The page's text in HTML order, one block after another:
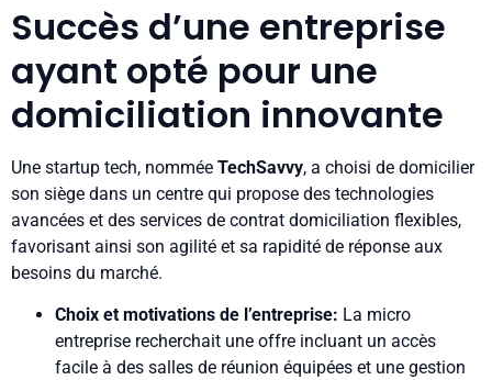
Succès d’une entreprise
ayant opté pour une
domiciliation innovante
Une startup tech, nommée TechSavvy, a choisi de domicilier
son siège dans un centre qui propose des technologies
avancées et des services de contrat domiciliation flexibles,
favorisant ainsi son agilité et sa rapidité de réponse aux
besoins du marché.
Choix et motivations de l’entreprise: La micro
entreprise recherchait une offre incluant un accès
facile à des salles de réunion équipées et une gestion